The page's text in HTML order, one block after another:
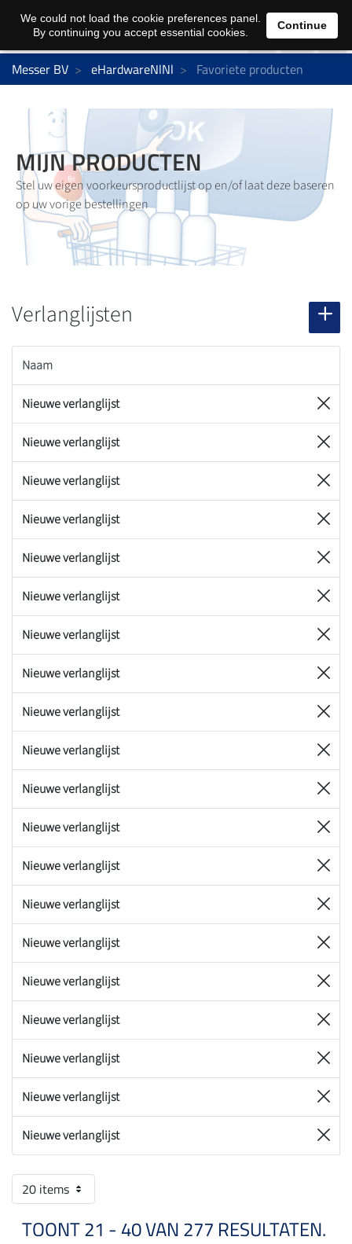
0
Messer BV eHardwareNlNl Favoriete producten
MIJN PRODUCTEN
Stel uw eigen voorkeursproductlijst op en/of laat deze baseren
op uw vorige bestellingen
Verlanglijsten
Naam
Nieuwe verlanglijst
Nieuwe verlanglijst
Nieuwe verlanglijst
Nieuwe verlanglijst
Nieuwe verlanglijst
Nieuwe verlanglijst
Nieuwe verlanglijst
Nieuwe verlanglijst
Nieuwe verlanglijst
Nieuwe verlanglijst
Nieuwe verlanglijst
Nieuwe verlanglijst
Nieuwe verlanglijst
Nieuwe verlanglijst
Nieuwe verlanglijst
Nieuwe verlanglijst
Nieuwe verlanglijst
Nieuwe verlanglijst
Nieuwe verlanglijst
Nieuwe verlanglijst
20 items
TOONT 21 - 40 VAN 277 RESULTATEN.
We could not load the cookie preferences panel.
By continuing you accept essential cookies.
Continue